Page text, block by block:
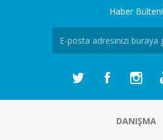
Haber Bülteni
DANIŞMA